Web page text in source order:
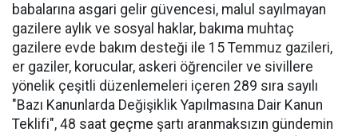
babalarına asgari gelir güvencesi, malul sayılmayan
gazilere aylık ve sosyal haklar, bakıma muhtaç
gazilere evde bakım desteği ile 15 Temmuz gazileri,
er gaziler, korucular, askeri öğrenciler ve sivillere
yönelik çeşitli düzenlemeleri içeren 289 sıra sayılı
"Bazı Kanunlarda Değişiklik Yapılmasına Dair Kanun
Teklifi", 48 saat geçme şartı aranmaksızın gündemin